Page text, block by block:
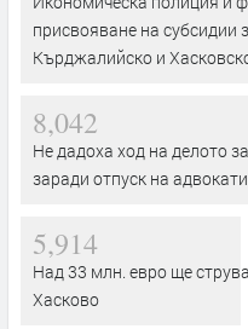
присвояване на субсидии
Кърджалийско и
8,042
Не дадоха ход на делото
заради отпуск на адвокати
5,914
Над 33 млн. евро ще
Хасково